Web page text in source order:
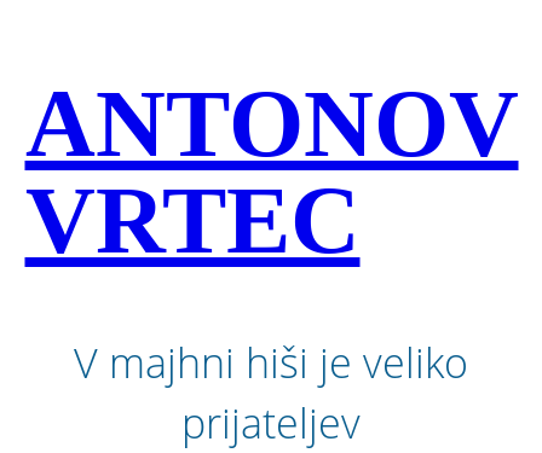
ANTONOV
VRTEC
V majhni hiši je veliko
prijateljev